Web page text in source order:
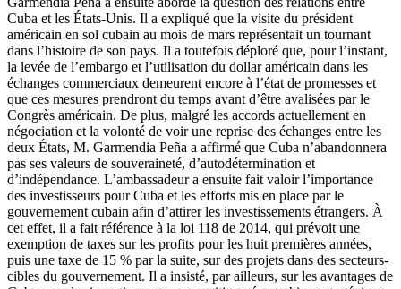
Cuba et les États-Unis. Il a expliqué que la visite du président
américain en sol cubain au mois de mars représentait un tournant
dans l’histoire de son pays. Il a toutefois déploré que, pour l’instant,
la levée de l’embargo et l’utilisation du dollar américain dans les
échanges commerciaux demeurent encore à l’état de promesses et
que ces mesures prendront du temps avant d’être avalisées par le
Congrès américain. De plus, malgré les accords actuellement en
négociation et la volonté de voir une reprise des échanges entre les
deux États, M. Garmendia Peña a affirmé que Cuba n’abandonnera
pas ses valeurs de souveraineté, d’autodétermination et
d’indépendance. L’ambassadeur a ensuite fait valoir l’importance
des investisseurs pour Cuba et les efforts mis en place par le
gouvernement cubain afin d’attirer les investissements étrangers. À
cet effet, il a fait référence à la loi 118 de 2014, qui prévoit une
exemption de taxes sur les profits pour les huit premières années,
puis une taxe de 15 % par la suite, sur des projets dans des secteurs-
cibles du gouvernement. Il a insisté, par ailleurs, sur les avantages de